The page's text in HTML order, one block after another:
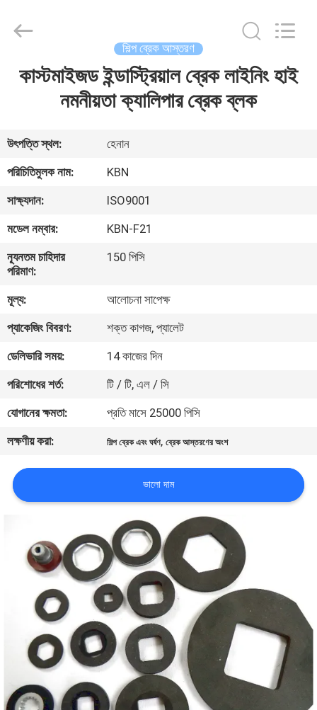
বাড়ি
আমাদের
সম্পর্কে
কারখানা
ভ্রমণ
মান
নিয়ন্ত্রণ
যোগাযোগ
করুন
উদ্ধৃতির
জন্য
আবেদন
সাইট
ম্যাপ
PRIVACY
POLICY
শিল্প ব্রেক আস্তরণ
কাস্টমাইজড ইন্ডাস্ট্রিয়াল ব্রেক লাইনিং হাই
নমনীয়তা ক্যালিপার ব্রেক ব্লক
উৎপত্তি স্থল:
হেনান
পরিচিতিমুলক নাম:
KBN
সাক্ষ্যদান:
ISO9001
মডেল নম্বার:
KBN-F21
ন্যূনতম চাহিদার
পরিমাণ:
150 পিসি
মূল্য:
আলোচনা সাপেক্ষ
প্যাকেজিং বিবরণ:
শক্ত কাগজ, প্যালেট
ডেলিভারি সময়:
14 কাজের দিন
পরিশোধের শর্ত:
টি / টি, এল / সি
যোগানের ক্ষমতা:
প্রতি মাসে 25000 পিসি
লক্ষণীয় করা:
শিল্প ব্রেক এবং ঘর্ষণ,ব্রেক আস্তরণের অংশ
ভালো দাম